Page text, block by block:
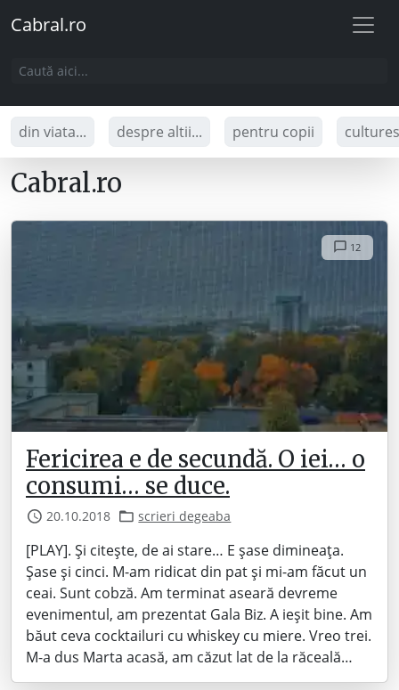
Cabral.ro
din viata... despre altii... pentru copii
Cabral.ro
12
Fericirea e de secundă. O iei… o
consumi… se duce.
20.10.2018 scrieri degeaba
[PLAY]. Și citește, de ai stare… E șase dimineața.
Șase și cinci. M-am ridicat din pat și mi-am făcut un
ceai. Sunt cobză. Am terminat aseară devreme
evenimentul, am prezentat Gala Biz. A ieșit bine. Am
băut ceva cocktailuri cu whiskey cu miere. Vreo trei.
M-a dus Marta acasă, am căzut lat de la răceală…